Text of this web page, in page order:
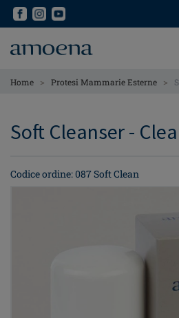
Skip
content
Skip
content
Home > Protesi Mammarie Esterne >
Soft Cleanser -
Codice ordine: 087 Soft Clean